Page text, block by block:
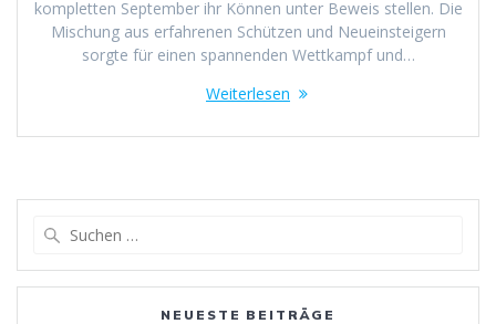
kompletten September ihr Können unter Beweis stellen. Die
Mischung aus erfahrenen Schützen und Neueinsteigern
sorgte für einen spannenden Wettkampf und…
Weiterlesen
NEUESTE BEITRÄGE